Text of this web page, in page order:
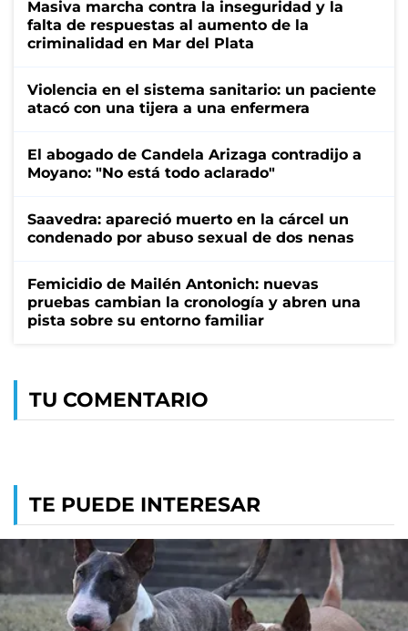
Masiva marcha contra la inseguridad y la
falta de respuestas al aumento de la
criminalidad en Mar del Plata
Violencia en el sistema sanitario: un paciente
atacó con una tijera a una enfermera
El abogado de Candela Arizaga contradijo a
Moyano: "No está todo aclarado"
Saavedra: apareció muerto en la cárcel un
condenado por abuso sexual de dos nenas
Femicidio de Mailén Antonich: nuevas
pruebas cambian la cronología y abren una
pista sobre su entorno familiar
TU COMENTARIO
TE PUEDE INTERESAR